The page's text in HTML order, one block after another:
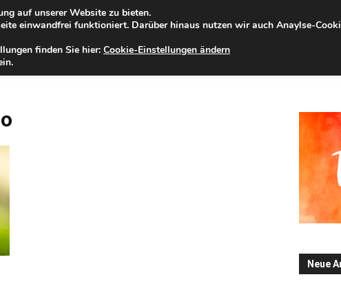
07.08.2026 Zur Internet-Filiale der Förde Sparkasse
IHRE REGION WERTPAPIERE FIRMENKUNDEN
Neue
auf unserer Website zu bieten.
einwandfrei funktioniert. Darüber hinaus nutzen wir auch Anaylse-
finden Sie hier: Cookie-Einstellungen ändern